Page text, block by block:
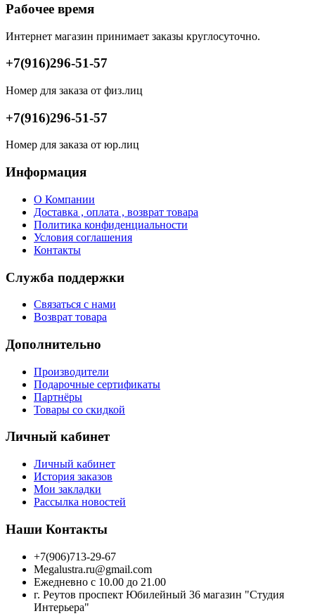
Рабочее время
Интернет магазин принимает заказы круглосуточно.
+7(916)296-51-57
Номер для заказа от физ.лиц
+7(916)296-51-57
Номер для заказа от юр.лиц
Информация
О Компании
Доставка , оплата , возврат товара
Политика конфиденциальности
Условия соглашения
Контакты
Служба поддержки
Связаться с нами
Возврат товара
Дополнительно
Производители
Подарочные сертификаты
Партнёры
Товары со скидкой
Личный кабинет
Личный кабинет
История заказов
Мои закладки
Рассылка новостей
Наши Контакты
+7(906)713-29-67
Megalustra.ru@gmail.com
Ежедневно с 10.00 до 21.00
г. Реутов проспект Юбилейный 36 магазин "Студия
Интерьера"